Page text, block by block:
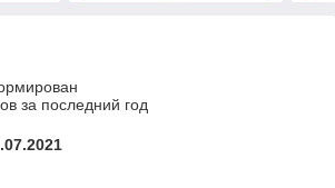
за последний год